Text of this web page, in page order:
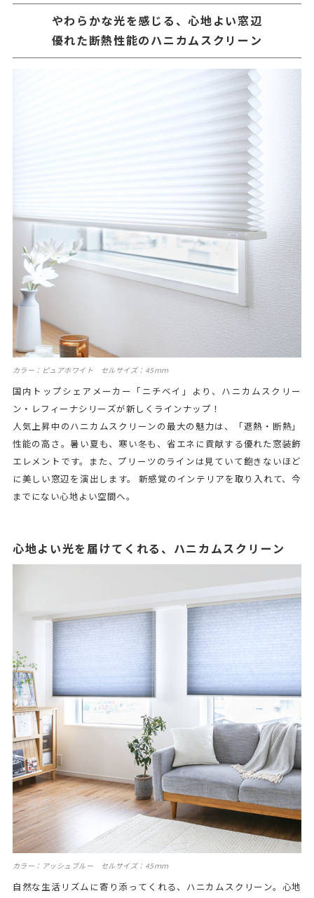
やわらかな光を感じる、心地よい窓辺
優れた断熱性能のハニカムスクリーン
カラー：ピュアホワイト セルサイズ：45ｍｍ
国内トップシェアメーカー「ニチベイ」より、ハニカムスクリー
ン・レフィーナシリーズが新しくラインナップ！
人気上昇中のハニカムスクリーンの最大の魅力は、「遮熱・断熱」
性能の高さ。暑い夏も、寒い冬も、省エネに貢献する優れた窓装飾
エレメントです。また、プリーツのラインは見ていて飽きないほど
に美しい窓辺を演出します。 新感覚のインテリアを取り入れて、今
までにない心地よい空間へ。
心地よい光を届けてくれる、ハニカムスクリーン
カラー：アッシュブルー セルサイズ：45ｍｍ
自然な生活リズムに寄り添ってくれる、ハニカムスクリーン。心地